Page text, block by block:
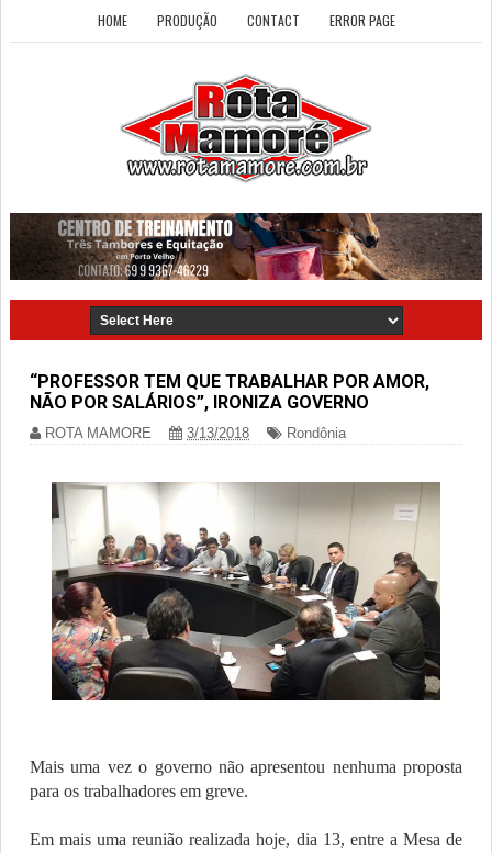
HOME PRODUÇÃO CONTACT ERROR PAGE
“PROFESSOR TEM QUE TRABALHAR POR AMOR,
NÃO POR SALÁRIOS”, IRONIZA GOVERNO
ROTA MAMORE 3/13/2018 Rondônia
Mais uma vez o governo não apresentou nenhuma proposta
para os trabalhadores em greve.
Em mais uma reunião realizada hoje, dia 13, entre a Mesa de